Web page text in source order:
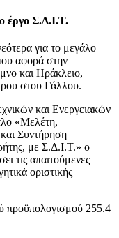
έργο Σ.Δ.Ι.Τ.
για το μεγάλο
αφορά στην
και Ηράκλειο,
στου Γάλλου.
και Ενεργειακών
«Μελέτη,
Συντήρηση
με Σ.Δ.Ι.Τ.» ο
τις απαιτούμενες
οριστικής
προϋπολογισμού 255.4